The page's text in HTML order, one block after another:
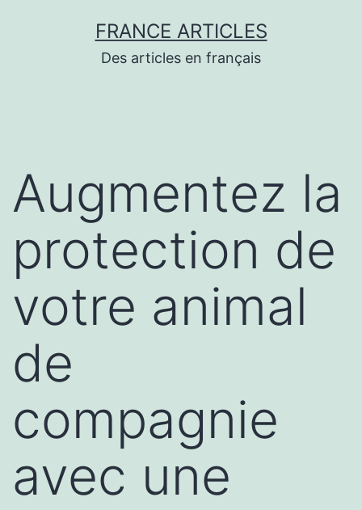
FRANCE ARTICLES
Des articles en français
Augmentez la
protection de
votre animal
de
compagnie
avec une